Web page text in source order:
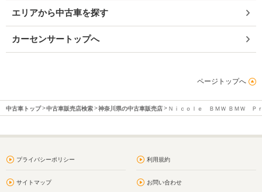
エリアから中古車を探す
カーセンサートップへ
ページトップへ
中古車トップ 中古車販売店検索 神奈川県の中古車販売店 Ｎｉｃｏｌｅ ＢＭＷ ＢＭＷ Ｐ
プライバシーポリシー 利用規約
サイトマップ お問い合わせ